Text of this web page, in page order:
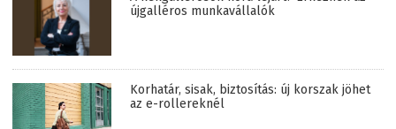
újgalléros munkavállalók
Korhatár, sisak, biztosítás: új korszak jöhet
az e-rollereknél